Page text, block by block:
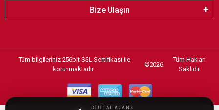
Bize Ulaşın
Tüm bilgileriniz 256bit SSL Sertifikası ile
korunmaktadır.
©2026
Tüm Hakları
Saklıdır
DİJİTAL AJANS